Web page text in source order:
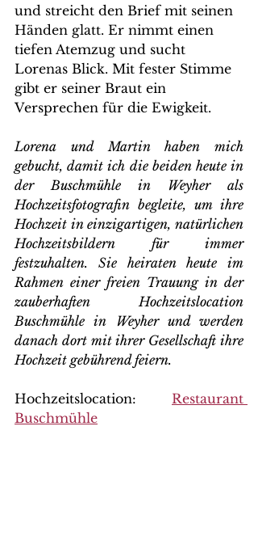
und streicht den Brief mit seinen
Händen glatt. Er nimmt einen
tiefen Atemzug und sucht
Lorenas Blick. Mit fester Stimme
gibt er seiner Braut ein
Versprechen für die Ewigkeit.
Lorena und Martin haben mich
gebucht, damit ich die beiden heute in
der Buschmühle in Weyher als
Hochzeitsfotografin begleite, um ihre
Hochzeit in einzigartigen, natürlichen
Hochzeitsbildern für immer
festzuhalten. Sie heiraten heute im
Rahmen einer freien Trauung in der
zauberhaften Hochzeitslocation
Buschmühle in Weyher und werden
danach dort mit ihrer Gesellschaft ihre
Hochzeit gebührend feiern.
Hochzeitslocation: Restaurant
Buschmühle